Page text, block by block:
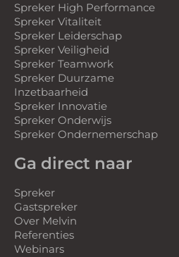
Spreker High Performance
Spreker Vitaliteit
Spreker Leiderschap
Spreker Veiligheid
Spreker Teamwork
Spreker Duurzame
Inzetbaarheid
Spreker Innovatie
Spreker Onderwijs
Spreker Ondernemerschap
Ga direct naar
Spreker
Gastspreker
Over Melvin
Referenties
Webinars